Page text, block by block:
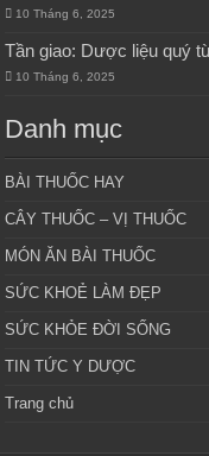
10 Tháng 6, 2025
Tần giao: Dược liệu quý
10 Tháng 6, 2025
Danh mục
BÀI THUỐC HAY
CÂY THUỐC – VỊ THUỐC
MÓN ĂN BÀI THUỐC
SỨC KHOẺ LÀM ĐẸP
SỨC KHỎE ĐỜI SỐNG
TIN TỨC Y DƯỢC
Trang chủ